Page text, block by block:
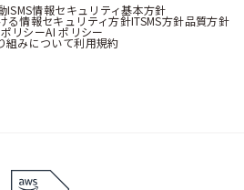
ISMS情報セキュリティ基本方針
る情報セキュリティ方針ITSMS方針品質方針
リシーAI ポリシー
組みについて利用規約